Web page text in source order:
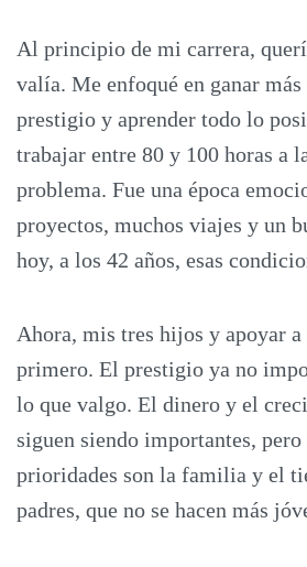
Al principio de mi carrera,
valía. Me enfoqué en ganar
prestigio y aprender todo lo
trabajar entre 80 y 100 horas a
problema. Fue una época
proyectos, muchos viajes y un
hoy, a los 42 años, esas
Ahora, mis tres hijos y apoyar
primero. El prestigio ya no
lo que valgo. El dinero y el
siguen siendo importantes,
prioridades son la familia y el
padres, que no se hacen más